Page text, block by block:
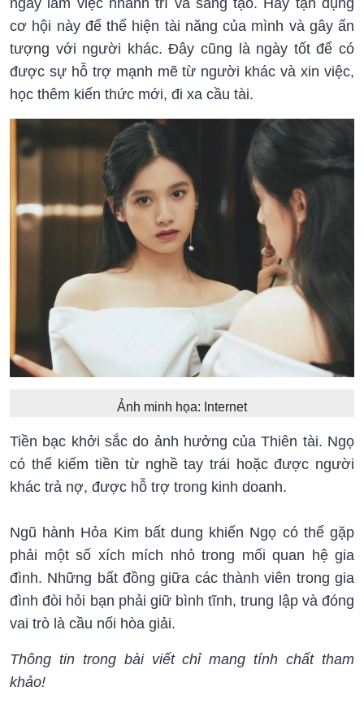
cơ hội này để thể hiện tài năng của mình và gây ấn
tượng với người khác. Đây cũng là ngày tốt để có
được sự hỗ trợ mạnh mẽ từ người khác và xin việc,
học thêm kiến thức mới, đi xa cầu tài.
Ảnh minh họa: Internet
Tiền bạc khởi sắc do ảnh hưởng của Thiên tài. Ngọ
có thể kiếm tiền từ nghề tay trái hoặc được người
khác trả nợ, được hỗ trợ trong kinh doanh.
Ngũ hành Hỏa Kim bất dung khiến Ngọ có thể gặp
phải một số xích mích nhỏ trong mối quan hệ gia
đình. Những bất đồng giữa các thành viên trong gia
đình đòi hỏi bạn phải giữ bình tĩnh, trung lập và đóng
vai trò là cầu nối hòa giải.
Thông tin trong bài viết chỉ mang tính chất tham
khảo!